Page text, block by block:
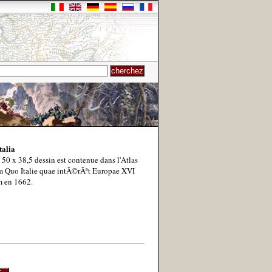
x 38,5 dessin est contenue dans l'Atlas
Quo Italie quae intÃ©rÃªt Europae XVI
en 1662.